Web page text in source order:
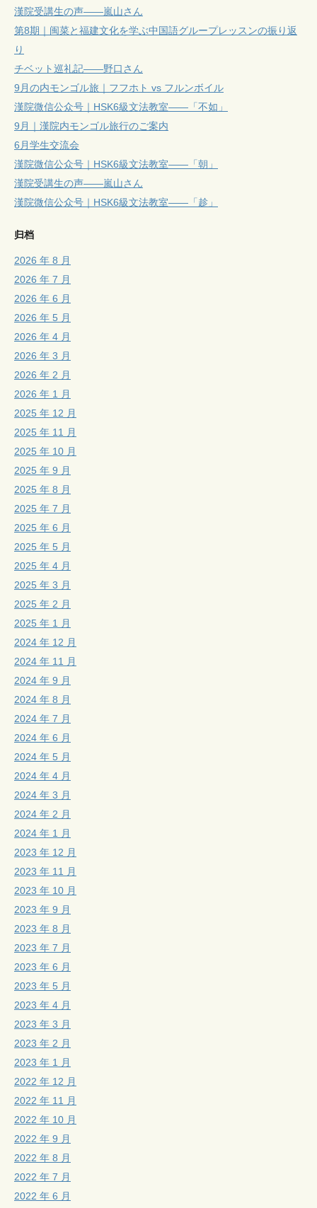
漢院受講生の声——嵐山さん
第8期｜闽菜と福建文化を学ぶ中国語グループレッスンの振り返
り
チベット巡礼記——野口さん
9月の内モンゴル旅｜フフホト vs フルンボイル
漢院微信公众号｜HSK6級文法教室——「不如」
9月｜漢院内モンゴル旅行のご案内
6月学生交流会
漢院微信公众号｜HSK6級文法教室——「朝」
漢院受講生の声——嵐山さん
漢院微信公众号｜HSK6級文法教室——「趁」
归档
2026 年 8 月
2026 年 7 月
2026 年 6 月
2026 年 5 月
2026 年 4 月
2026 年 3 月
2026 年 2 月
2026 年 1 月
2025 年 12 月
2025 年 11 月
2025 年 10 月
2025 年 9 月
2025 年 8 月
2025 年 7 月
2025 年 6 月
2025 年 5 月
2025 年 4 月
2025 年 3 月
2025 年 2 月
2025 年 1 月
2024 年 12 月
2024 年 11 月
2024 年 9 月
2024 年 8 月
2024 年 7 月
2024 年 6 月
2024 年 5 月
2024 年 4 月
2024 年 3 月
2024 年 2 月
2024 年 1 月
2023 年 12 月
2023 年 11 月
2023 年 10 月
2023 年 9 月
2023 年 8 月
2023 年 7 月
2023 年 6 月
2023 年 5 月
2023 年 4 月
2023 年 3 月
2023 年 2 月
2023 年 1 月
2022 年 12 月
2022 年 11 月
2022 年 10 月
2022 年 9 月
2022 年 8 月
2022 年 7 月
2022 年 6 月